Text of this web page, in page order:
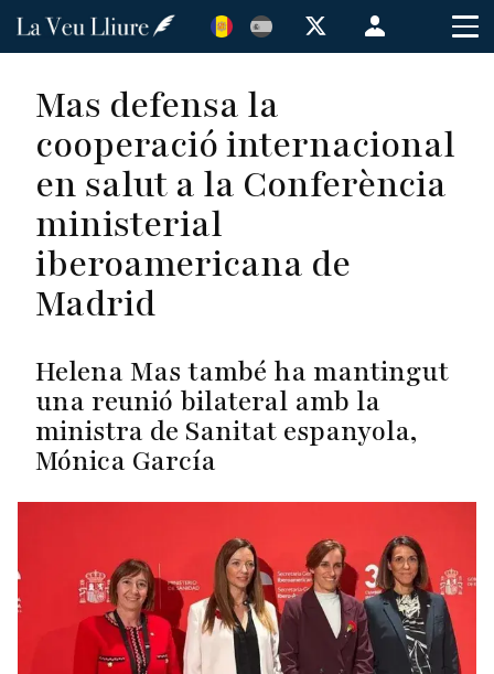
Vés
Menú
de
usuario
Mas defensa la
cooperació internacional
en salut a la Conferència
ministerial
iberoamericana de
Madrid
Helena Mas també ha mantingut
una reunió bilateral amb la
ministra de Sanitat espanyola,
Mónica García